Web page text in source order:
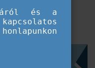
és a